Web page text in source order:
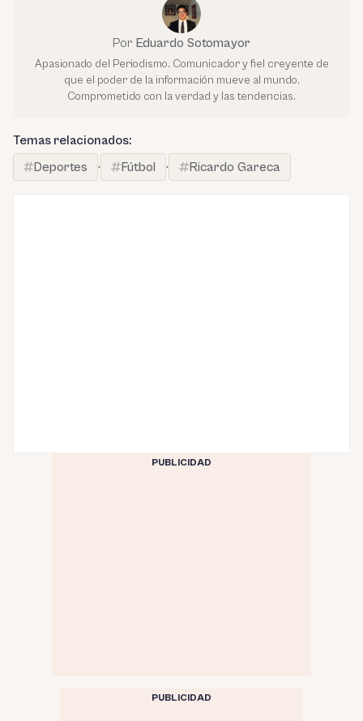
Por Eduardo Sotomayor
Apasionado del Periodismo. Comunicador y fiel creyente de
que el poder de la información mueve al mundo.
Comprometido con la verdad y las tendencias.
Temas relacionados:
Deportes
· Fútbol · Ricardo Gareca
PUBLICIDAD
PUBLICIDAD